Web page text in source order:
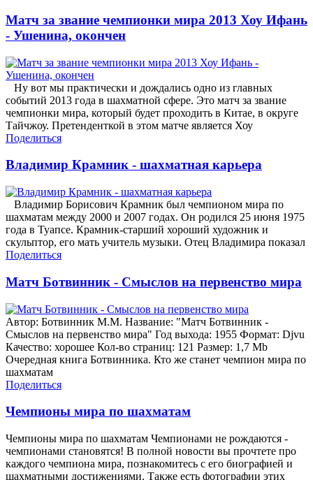
Матч за звание чемпионки мира 2013 Хоу Ифань
- Ушенина, окончен
Ну вот мы практически и дождались одно из главных
событий 2013 года в шахматной сфере. Это матч за звание
чемпионки мира, который будет проходить в Китае, в округе
Тайчжоу. Претенденткой в этом матче является Хоу
Поделиться
Владимир Крамник - шахматная карьера
Владимир Борисович Крамник был чемпионом мира по
шахматам между 2000 и 2007 годах. Он родился 25 июня 1975
года в Туапсе. Крамник-старший хороший художник и
скульптор, его мать учитель музыки. Отец Владимира показал
Поделиться
Матч Ботвинник - Смыслов на первенство мира
Автор: Ботвинник М.М. Название: "Матч Ботвинник -
Смыслов на первенство мира" Год выхода: 1955 Формат: Djvu
Качество: хорошее Кол-во страниц: 121 Размер: 1,7 Mb
Очередная книга Ботвинника. Кто же станет чемпион мира по
шахматам
Поделиться
Чемпионы мира по шахматам
Чемпионы мира по шахматам Чемпионами не рождаются -
чемпионами становятся! В полной новости вы прочтете про
каждого чемпиона мира, познакомитесь с его биографией и
шахматными достижениями. Также есть фотографии этих